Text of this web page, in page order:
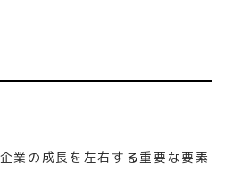
業の成長を左右する重要な要素